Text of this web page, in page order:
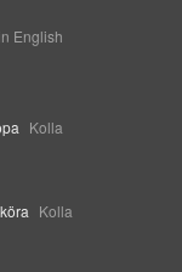
English
Kolla
Kolla